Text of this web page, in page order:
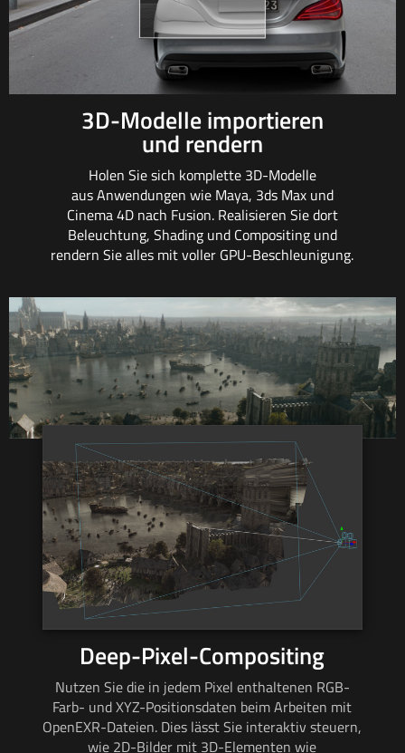
3D-Modelle importieren
und rendern
Holen Sie sich komplette 3D-Modelle
aus Anwendungen wie Maya, 3ds Max und
Cinema 4Dnach Fusion. Realisieren Sie dort
Beleuchtung, Shading und Compositing und
rendern Sie alles mitvoller GPU-Beschleunigung.
Deep-Pixel-Compositing
Nutzen Sie die in jedem Pixel enthaltenen RGB-
Farb- und XYZ-Positionsdaten beim Arbeiten mit
OpenEXR-Dateien. Dies lässt Sie interaktiv steuern,
wie 2D-Bilder mit 3D-Elementen wie